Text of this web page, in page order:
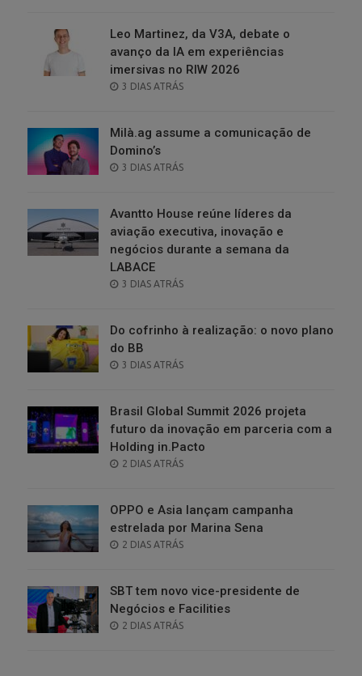
Leo Martinez, da V3A, debate o
avanço da IA em experiências
imersivas no RIW 2026
POSTED
3 DIAS ATRÁS
Milà.ag assume a comunicação de
Domino’s
POSTED
3 DIAS ATRÁS
Avantto House reúne líderes da
aviação executiva, inovação e
negócios durante a semana da
LABACE
POSTED
3 DIAS ATRÁS
Do cofrinho à realização: o novo plano
do BB
POSTED
3 DIAS ATRÁS
Brasil Global Summit 2026 projeta
futuro da inovação em parceria com a
Holding in.Pacto
POSTED
2 DIAS ATRÁS
OPPO e Asia lançam campanha
estrelada por Marina Sena
POSTED
2 DIAS ATRÁS
SBT tem novo vice-presidente de
Negócios e Facilities
POSTED
2 DIAS ATRÁS